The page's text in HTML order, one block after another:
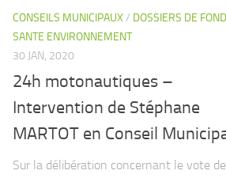
CONSEILS MUNICIPAUX/ DOSSIERS DE FOND
SANTE ENVIRONNEMENT
30 JAN, 2020
24h motonautiques –
Intervention de Stéphane
MARTOT en Conseil
Sur la délibération concernant le vote